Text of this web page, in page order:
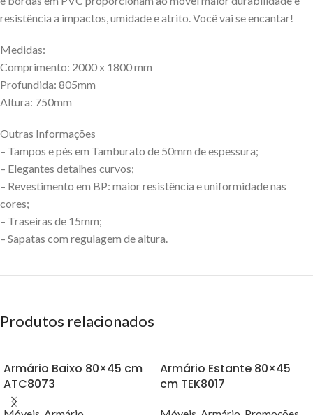
resistência a impactos, umidade e atrito. Você vai se encantar!
Medidas:
Comprimento: 2000 x 1800 mm
Profundida: 805mm
Altura: 750mm
Outras Informações
– Tampos e pés em Tamburato de 50mm de espessura;
– Elegantes detalhes curvos;
– Revestimento em BP: maior resistência e uniformidade nas
cores;
– Traseiras de 15mm;
– Sapatas com regulagem de altura.
Produtos relacionados
Armário Baixo 80×45 cm
ATC8073
Armário Estante 80×45
cm TEK8017